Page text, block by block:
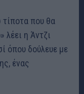
που θα
λέει η Άντζι
όπου δούλευε με
ένας